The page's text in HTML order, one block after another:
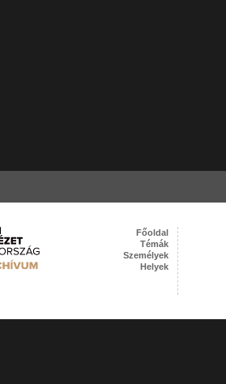
Főoldal
Témák
Személyek
Helyek